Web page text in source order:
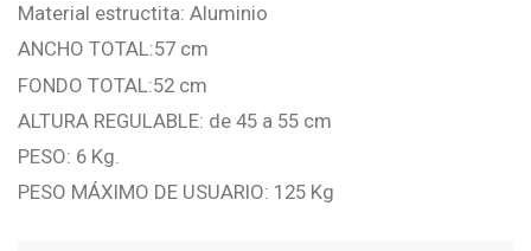
Material estructita: Aluminio
ANCHO TOTAL:57 cm
FONDO TOTAL:52 cm
ALTURA REGULABLE: de 45 a 55 cm
PESO: 6 Kg.
PESO MÁXIMO DE USUARIO: 125 Kg